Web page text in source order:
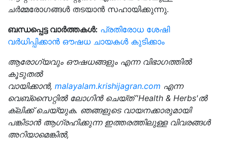
ചർമ്മരോഗങ്ങൾ തടയാൻ സഹായിക്കുന്നു.
ബന്ധപ്പെട്ട വാർത്തകൾ: പ്രതിരോധ ശേഷി
വർധിപ്പിക്കാൻ ഔഷധ ചായകൾ കുടിക്കാം
ആരോഗ്യവും ഔഷധങ്ങളും എന്ന വിഭാഗത്തിൽ
കൂടുതൽ
വായിക്കാൻ, malayalam.krishijagran.com എന്ന
വെബ്‌സൈറ്റിൽ ലോഗിൻ ചെയ്‌ത് 'Health & Herbs'ൽ
ക്ലിക്ക് ചെയ്യുക. ഞങ്ങളുടെ വായനക്കാരുമായി
പങ്കിടാൻ ആഗ്രഹിക്കുന്ന ഇത്തരത്തിലുള്ള വിവരങ്ങൾ
അറിയാമെങ്കിൽ,